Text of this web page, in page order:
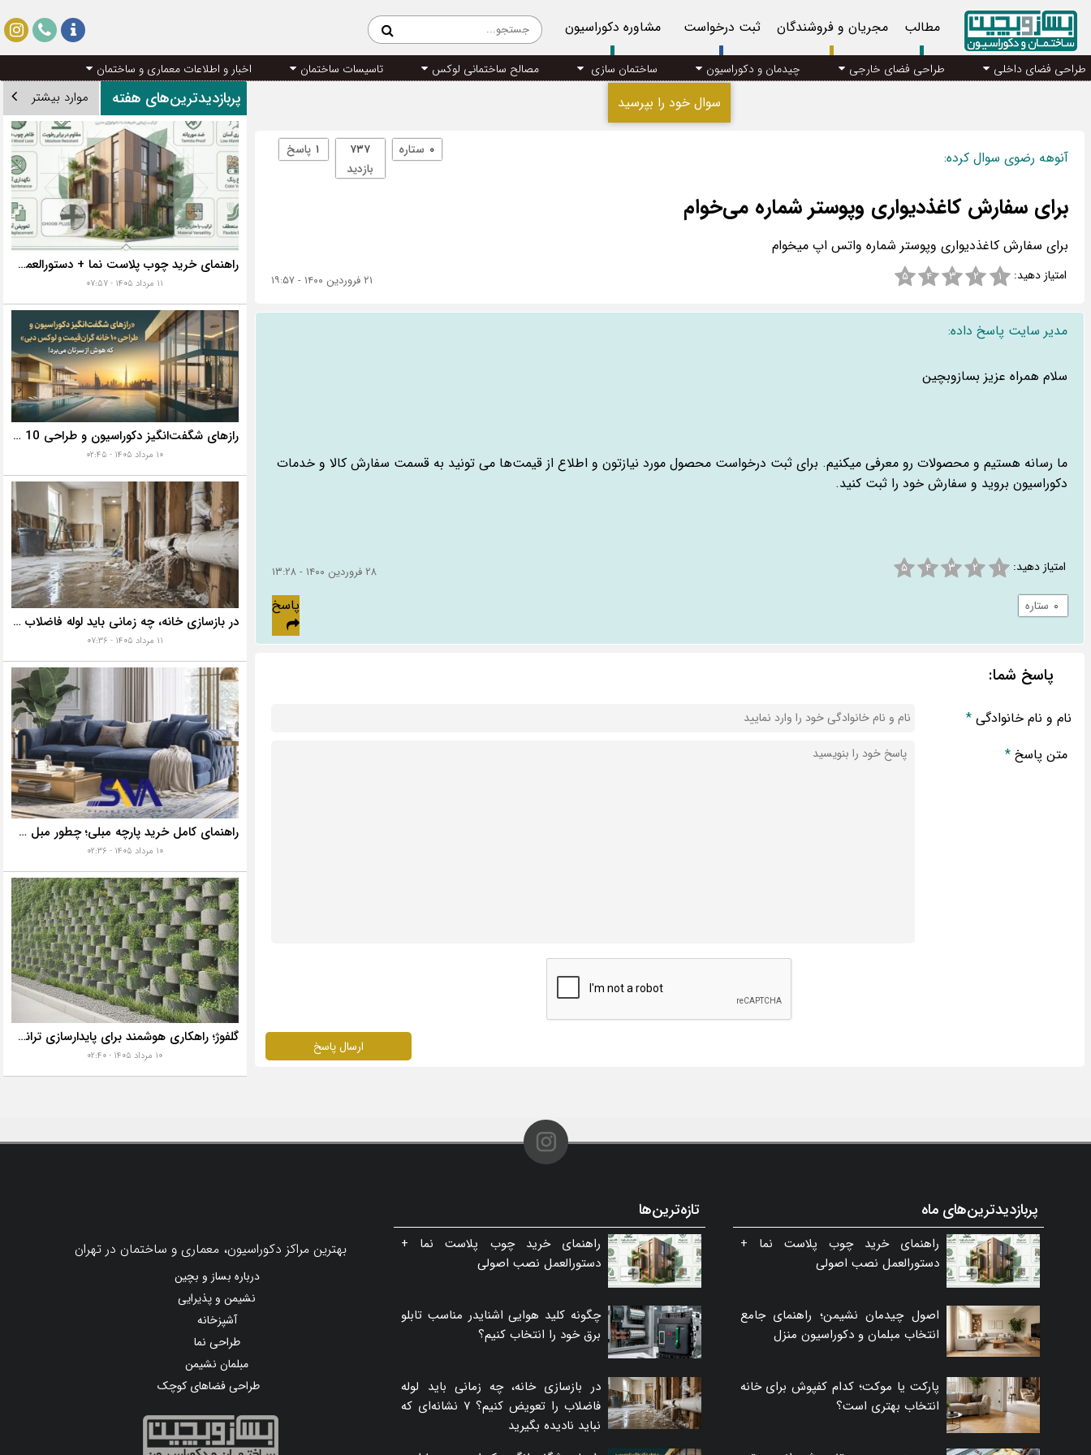
مطالب مجریان و فروشندگان ثبت درخواست مشاوره دکوراسیون
طراحی فضای داخلی طراحی فضای خارجی چیدمان و دکوراسیون ساختمان سازی مصالح ساختمانی لوکس تاسیسات ساختمان اخبار و اطلاعات معماری و ساختمان
سوال خود را بپرسید
آنوهه رضوی سوال کرده: ۱ پاسخ
۷۳۷
بازدید
۰ ستاره
برای سفارش کاغذدیواری وپوستر شماره می‌خوام
برای سفارش کاغذدیواری وپوستر شماره واتس اپ میخوام
امتیاز دهید: ۱ ۲ ۳ ۴ ۵ ۲۱ فروردین ۱۴۰۰ - ۱۹:۵۷
مدیر سایت پاسخ داده:
سلام همراه عزیز بسازوبچین
ما رسانه هستیم و محصولات رو معرفی میکنیم. برای ثبت درخواست محصول مورد نیازتون و اطلاع از قیمت‌ها می تونید به قسمت سفارش کالا و خدمات
دکوراسیون بروید و سفارش خود را ثبت کنید.
امتیاز دهید: ۱ ۲ ۳ ۴ ۵ ۲۸ فروردین ۱۴۰۰ - ۱۳:۲۸
۰ ستاره پاسخ
پاسخ شما:
نام و نام خانوادگی *
متن پاسخ *
ارسال پاسخ
پربازدیدترین‌های هفته موارد بیشتر
راهنمای خرید چوب پلاست نما + دستورالعمل نصب اصولی
۱۱ مرداد ۱۴۰۵ - ۰۷:۵۷
رازهای شگفت‌انگیز دکوراسیون و طراحی 10 خانه گران‌قیمت و لوکس دبی که هوش از سرتان می‌برد!
۱۰ مرداد ۱۴۰۵ - ۰۲:۴۵
در بازسازی خانه، چه زمانی باید لوله فاضلاب را تعویض کنیم؟ ۷ نشانه‌ای که نباید نادیده بگیرید
۱۱ مرداد ۱۴۰۵ - ۰۷:۳۶
راهنمای کامل خرید پارچه مبلی؛ چطور مبل خانه تان را به رخ همه بکشید؟
۱۰ مرداد ۱۴۰۵ - ۰۲:۳۶
گلفوژ؛ راهکاری هوشمند برای پایدارسازی ترانشه، ساخت دیوار حائل و زیباسازی شهری
۱۰ مرداد ۱۴۰۵ - ۰۲:۴۰
پربازدیدترین‌های ماه
راهنمای خرید چوب پلاست نما +
دستورالعمل نصب اصولی
اصول چیدمان نشیمن؛ راهنمای جامع
انتخاب مبلمان و دکوراسیون منزل
پارکت یا موکت؛ کدام کفپوش برای خانه
انتخاب بهتری است؟
تازه‌ترین‌ها
راهنمای خرید چوب پلاست نما +
دستورالعمل نصب اصولی
چگونه کلید هوایی اشنایدر مناسب تابلو
برق خود را انتخاب کنیم؟
در بازسازی خانه، چه زمانی باید لوله
فاضلاب را تعویض کنیم؟ ۷ نشانه‌ای که
نباید نادیده بگیرید
بهترین مراکز دکوراسیون، معماری و ساختمان در تهران
درباره بساز و بچین
نشیمن و پذیرایی
آشپزخانه
طراحی نما
مبلمان نشیمن
طراحی فضاهای کوچک